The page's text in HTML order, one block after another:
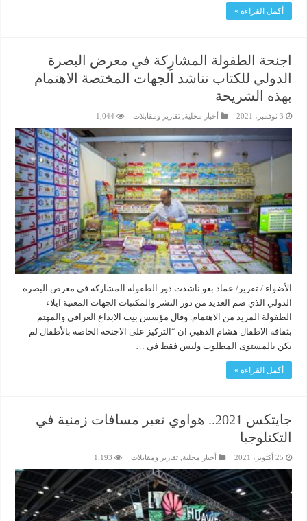
أكمل القراءة »
اجنحة الطفولة المشارِكة في معرض البصرة
الدولي للكتاب تناشد الجهات المختصة الاهتمام
بهذه الشريحة
3 نوفمبر، 2021 أخبار محلية ,تقارير ومقابلات 1,044
الأضواء / تقرير/ عماد بعو ناشدت دور الطفولة المشاركة في معرض البصرة
الدولي الذي ضم العديد من دور النشر والمكتبات الجهات المعنية ايلاء
الطفولة المزيد من الاهتمام. وقال مؤسس بيت الابداع العراقي والمهتم
بثقافة الاطفال هشام الذهبي ان “التركيز على الاجنحة الخاصة بالأطفال لم
يكن بالمستوى المطلوب وليس فقط في …
أكمل القراءة »
جايتكس 2021.. هواوي تعبر مسافات زمنية في
التكنلوجيا
25 أكتوبر، 2021 أخبار محلية ,تقارير ومقابلات 1,193